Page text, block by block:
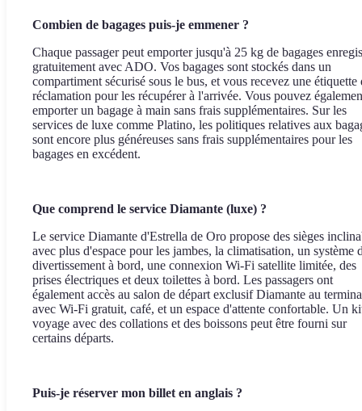
Combien de bagages puis-je emmener ?
Chaque passager peut emporter jusqu'à 25 kg de bagages
gratuitement avec ADO. Vos bagages sont stockés dans un
compartiment sécurisé sous le bus, et vous recevez une étiquette
réclamation pour les récupérer à l'arrivée. Vous pouvez
emporter un bagage à main sans frais supplémentaires. Sur les
services de luxe comme Platino, les politiques relatives aux
sont encore plus généreuses sans frais supplémentaires pour les
bagages en excédent.
Que comprend le service Diamante (luxe) ?
Le service Diamante d'Estrella de Oro propose des sièges
avec plus d'espace pour les jambes, la climatisation, un système
divertissement à bord, une connexion Wi-Fi satellite limitée, des
prises électriques et deux toilettes à bord. Les passagers ont
également accès au salon de départ exclusif Diamante au
avec Wi-Fi gratuit, café, et un espace d'attente confortable. Un
voyage avec des collations et des boissons peut être fourni sur
certains départs.
Puis-je réserver mon billet en anglais ?